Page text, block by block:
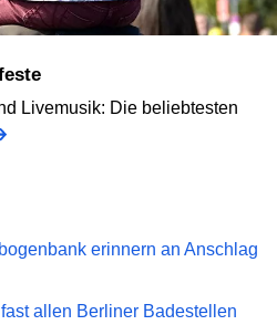
Livemusik: Die beliebtesten
erinnern an Anschlag
allen Berliner Badestellen